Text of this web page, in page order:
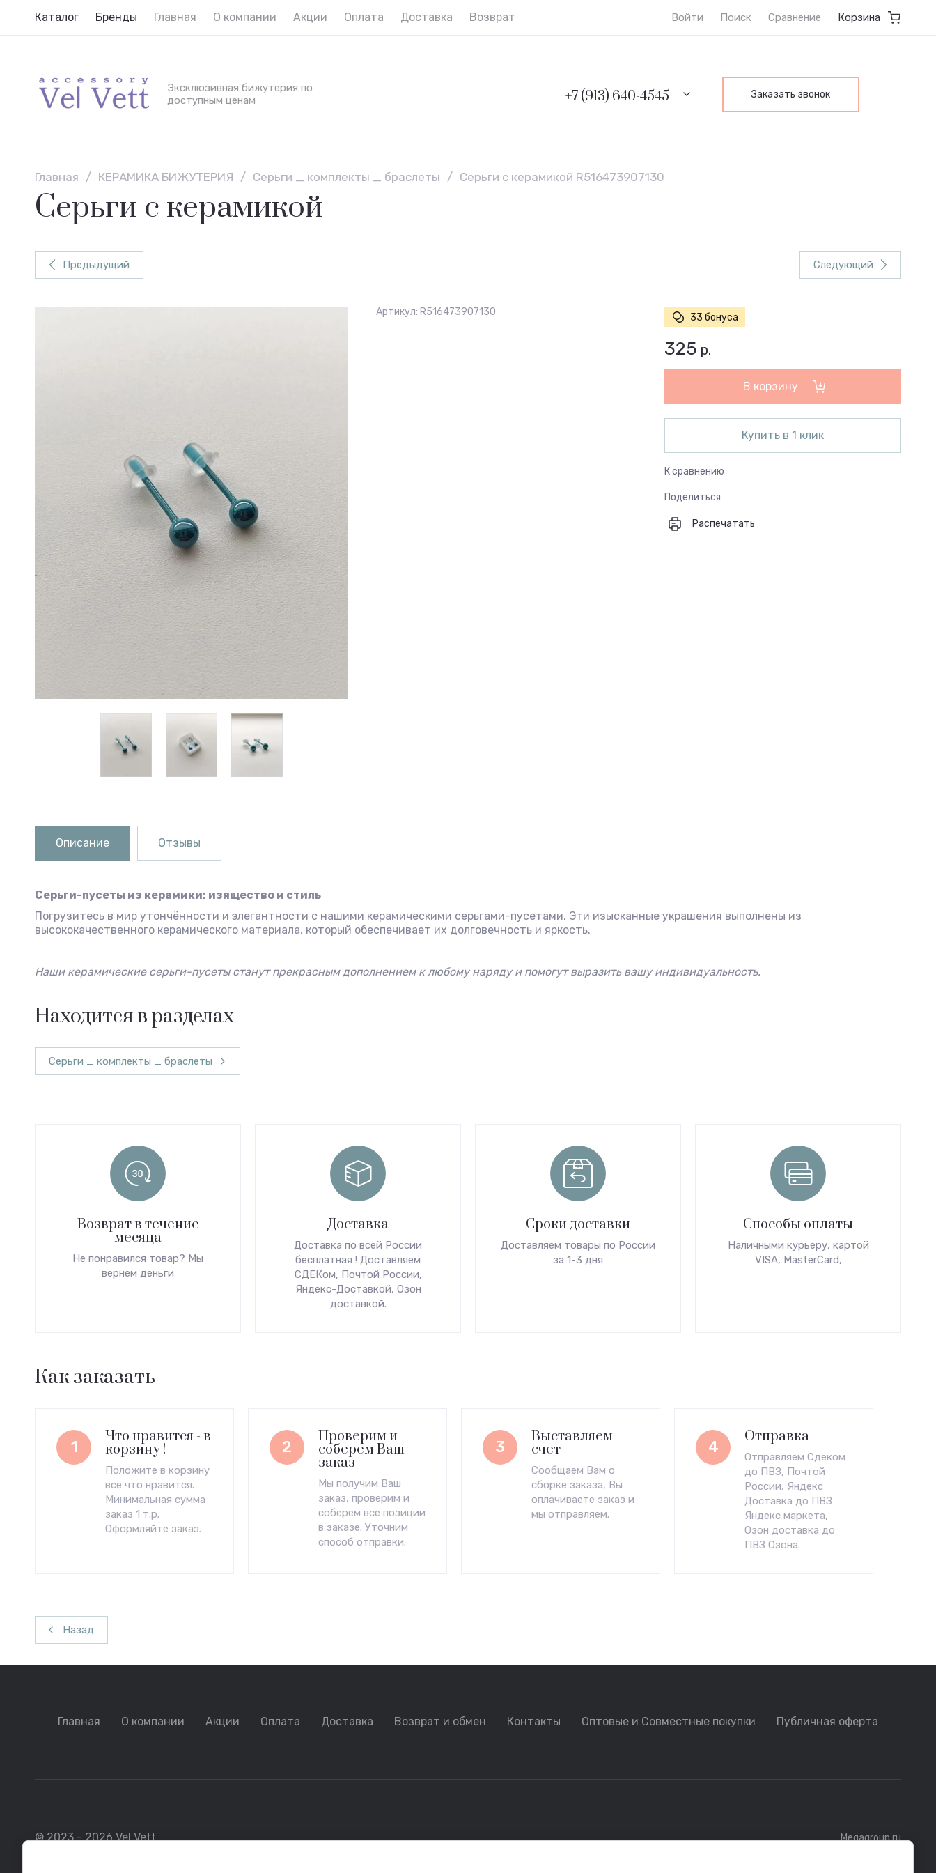
Каталог Бренды Главная О компании Акции Оплата Доставка Возврат и обмен Оптовые и Совместные покупки Публичная
Войти Поиск Сравнение Корзина
Эксклюзивная бижутерия по
доступным ценам
+7 (913) 640-4545 Заказать звонок
Главная / КЕРАМИКА БИЖУТЕРИЯ / Серьги _ комплекты _ браслеты / Серьги с керамикой R516473907130
Серьги с керамикой
Предыдущий Следующий
Артикул: R516473907130 33 бонуса
325 р.
В корзину
Купить в 1 клик
К сравнению
Поделиться
Распечатать
Описание Отзывы
Серьги-пусеты из керамики: изящество и стиль
Погрузитесь в мир утончённости и элегантности с нашими керамическими серьгами-пусетами. Эти изысканные украшения выполнены из
высококачественного керамического материала, который обеспечивает их долговечность и яркость.
Наши керамические серьги-пусеты станут прекрасным дополнением к любому наряду и помогут выразить вашу индивидуальность.
Находится в разделах
Серьги _ комплекты _ браслеты
Возврат в течение
месяца
Не понравился товар? Мы
вернем деньги
Доставка
Доставка по всей России
бесплатная ! Доставляем
СДЕКом, Почтой России,
Яндекс-Доставкой, Озон
доставкой.
Сроки доставки
Доставляем товары по России
за 1-3 дня
Способы оплаты
Наличными курьеру, картой
VISA, MasterCard,
Как заказать
1
Что нравится - в
корзину !
Положите в корзину
всё что нравится.
Минимальная сумма
заказ 1 т.р.
Оформляйте заказ.
2
Проверим и
соберем Ваш
заказ
Мы получим Ваш
заказ, проверим и
соберем все позиции
в заказе. Уточним
способ отправки.
3
Выставляем
счет
Сообщаем Вам о
сборке заказа, Вы
оплачиваете заказ и
мы отправляем.
4
Отправка
Отправляем Сдеком
до ПВЗ, Почтой
России, Яндекс
Доставка до ПВЗ
Яндекс маркета,
Озон доставка до
ПВЗ Озона.
Назад
Главная О компании Акции Оплата Доставка Возврат и обмен Контакты Оптовые и Совместные покупки Публичная оферта
© 2023 - 2026 Vel Vett Megagroup.ru